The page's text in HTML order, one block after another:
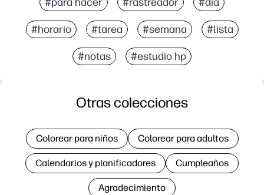
#horario #tarea #semana #lista
#notas #estudio hp
Otras colecciones
Colorear para niños Colorear para adultos
Calendarios y planificadores Cumpleaños
Agradecimiento